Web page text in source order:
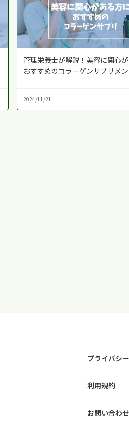
管理栄養士が解説！美容に関心
おすすめのコラーゲンサプリメン
2024/11/21
プライバシ
利用規約
お問い合わせ